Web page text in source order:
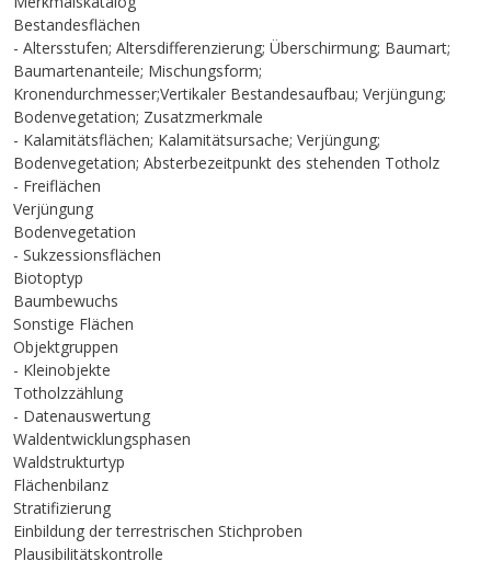
Bestandesflächen
- Altersstufen; Altersdifferenzierung; Überschirmung; Baumart;
Baumartenanteile; Mischungsform;
Kronendurchmesser;Vertikaler Bestandesaufbau; Verjüngung;
Bodenvegetation; Zusatzmerkmale
- Kalamitätsflächen; Kalamitätsursache; Verjüngung;
Bodenvegetation; Absterbezeitpunkt des stehenden Totholz
- Freiflächen
Verjüngung
Bodenvegetation
- Sukzessionsflächen
Biotoptyp
Baumbewuchs
Sonstige Flächen
Objektgruppen
- Kleinobjekte
Totholzzählung
- Datenauswertung
Waldentwicklungsphasen
Waldstrukturtyp
Flächenbilanz
Stratifizierung
Einbildung der terrestrischen Stichproben
Plausibilitätskontrolle